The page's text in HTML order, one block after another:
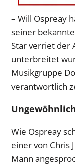
– Will Ospreay
seiner
Star verriet der
unterbreitet
Musikgruppe
verantwortlich
Wie Ospreay
einer von Chris
Mann